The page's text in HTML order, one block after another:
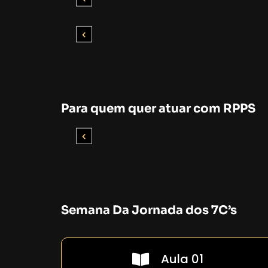
Para quem quer atuar com RPPS
Semana Da Jornada dos 7C’s
Aula 01